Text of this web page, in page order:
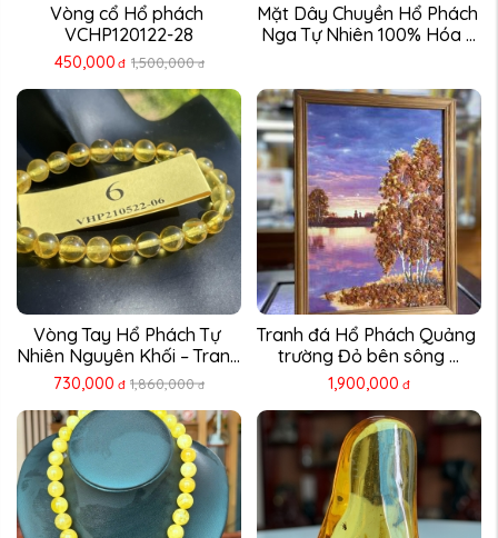
Vòng cổ Hổ phách
VCHP120122-28
450,000 đ 1,500,000 đ
Mặt Dây Chuyền Hổ Phách
Nga Tự Nhiên 100% Hóa ...
Vòng Tay Hổ Phách Tự
Nhiên Nguyên Khối – Trang
...
730,000 đ 1,860,000 đ
Tranh đá Hổ Phách Quảng
trường Đỏ bên sông ...
1,900,000 đ